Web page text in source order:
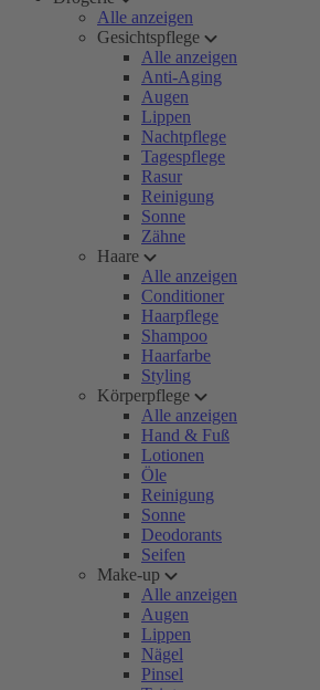
Alle anzeigen
Gesichtspflege
Alle anzeigen
Anti-Aging
Augen
Lippen
Nachtpflege
Tagespflege
Rasur
Reinigung
Sonne
Zähne
Haare
Alle anzeigen
Conditioner
Haarpflege
Shampoo
Haarfarbe
Styling
Körperpflege
Alle anzeigen
Hand & Fuß
Lotionen
Öle
Reinigung
Sonne
Deodorants
Seifen
Make-up
Alle anzeigen
Augen
Lippen
Nägel
Pinsel